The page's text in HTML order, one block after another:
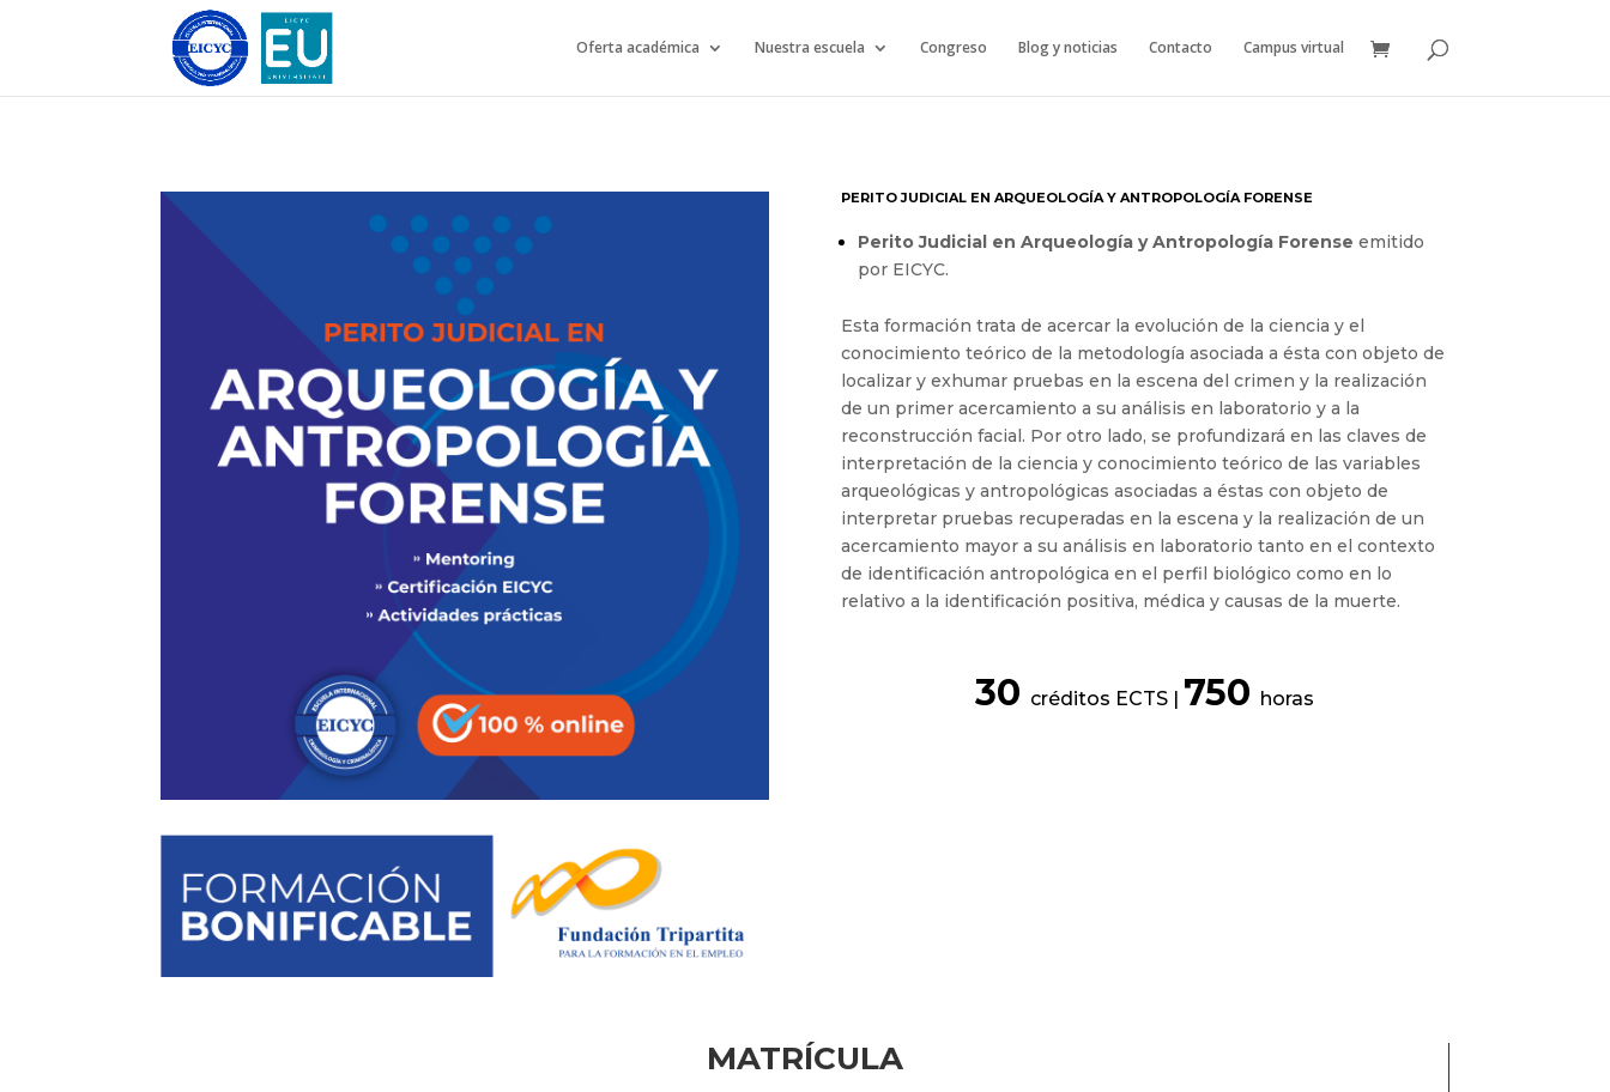
Oferta académica Nuestra escuela Congreso Blog y noticias Contacto Campus virtual
PERITO JUDICIAL EN ARQUEOLOGÍA Y ANTROPOLOGÍA FORENSE
Perito Judicial en Arqueología y Antropología Forense emitido
por EICYC.
Esta formación trata de acercar la evolución de la ciencia y el
conocimiento teórico de la metodología asociada a ésta con objeto de
localizar y exhumar pruebas en la escena del crimen y la realización
de un primer acercamiento a su análisis en laboratorio y a la
reconstrucción facial. Por otro lado, se profundizará en las claves de
interpretación de la ciencia y conocimiento teórico de las variables
arqueológicas y antropológicas asociadas a éstas con objeto de
interpretar pruebas recuperadas en la escena y la realización de un
acercamiento mayor a su análisis en laboratorio tanto en el contexto
de identificación antropológica en el perfil biológico como en lo
relativo a la identificación positiva, médica y causas de la muerte.
30 créditos ECTS | 750 horas
MATRÍCULA